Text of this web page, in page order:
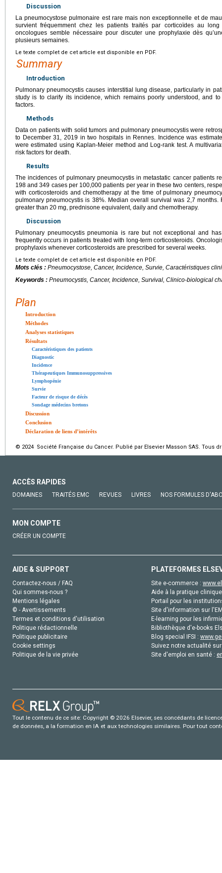
Discussion
La pneumocystose pulmonaire est rare mais non exceptionnelle et de
survient fréquemment chez les patients traités par corticoïdes au
oncologues semble nécessaire pour discuter une prophylaxie dès
plusieurs semaines.
Le texte complet de cet article est disponible en PDF.
Summary
Introduction
Pulmonary pneumocystis causes interstitial lung disease, particularly in
study is to clarify its incidence, which remains poorly understood, and
factors.
Methods
Data on patients with solid tumors and pulmonary pneumocystis were
to December 31, 2019 in two hospitals in Rennes. Incidence was
were estimated using Kaplan-Meier method and Log-rank test. A
risk factors for death.
Results
The incidences of pulmonary pneumocystis in metastatic cancer patients
198 and 349 cases per 100,000 patients per year in these two centers,
with corticosteroids and chemotherapy at the time of pulmonary
pulmonary pneumocystis is 38%. Median overall survival was 2,7 months.
greater than 20 mg, prednisone equivalent, daily and chemotherapy.
Discussion
Pulmonary pneumocystis pneumonia is rare but not exceptional and
frequently occurs in patients treated with long-term corticosteroids.
prophylaxis whenever corticosteroids are prescribed for several weeks.
Le texte complet de cet article est disponible en PDF.
Mots clés : Pneumocystose, Cancer, Incidence, Survie, Caractéristiques
Keywords : Pneumocystis, Cancer, Incidence, Survival, Clinico-biological
Plan
Introduction
Méthodes
Analyses statistiques
Résultats
Caractéristiques des patients
Diagnostic
Incidence
Thérapeutiques Immunosuppressives
Lymphopénie
Survie
Facteur de risque de décès
Sondage médecins bretons
Discussion
Conclusion
Déclaration de liens d’intérêts
© 2024 Société Française du Cancer. Publié par Elsevier Masson SAS. Tous
ACCÈS RAPIDES
DOMAINES TRAITÉS EMC REVUES LIVRES NOS FORMULES
MON COMPTE
CRÉER UN COMPTE
AIDE & SUPPORT
Contactez-nous / FAQ
Qui sommes-nous ?
Mentions légales
© - Avertissements
Termes et conditions d'utilisation
Politique rédactionnelle
Politique publicitaire
Cookie settings
Politique de la vie privée
PLATEFORMES
Site e-commerce :
Aide à la pratique
Portail pour les
Site d'information sur
E-learning pour les
Bibliothèque d'e-books
Blog special IFSI :
Suivez notre actualité
Site d'emploi en santé :
Tout le contenu de ce site: Copyright © 2026 Elsevier, ses concédants de
de données, a la formation en IA et aux technologies similaires. Pour tout